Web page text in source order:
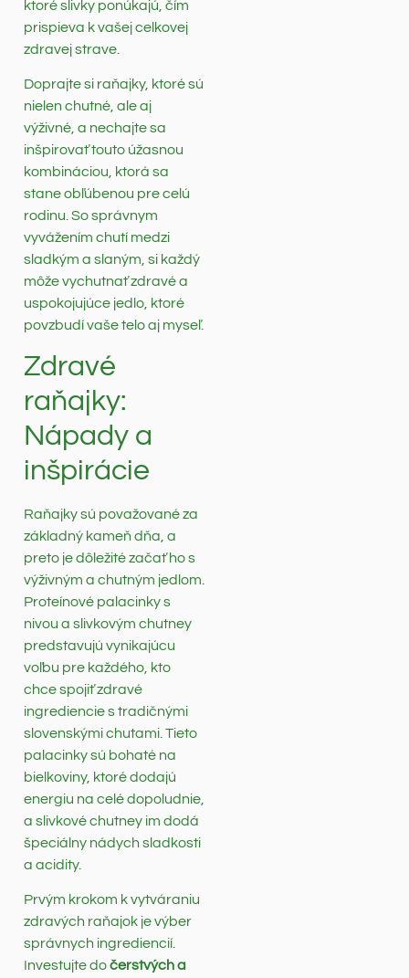
ktoré slivky ponúkajú, čím
prispieva k vašej celkovej
zdravej strave.
Doprajte si raňajky, ktoré sú
nielen chutné, ale aj
výživné, a nechajte sa
inšpirovať touto úžasnou
kombináciou, ktorá sa
stane obľúbenou pre celú
rodinu. So správnym
vyvážením chutí medzi
sladkým a slaným, si každý
môže vychutnať zdravé a
uspokojujúce jedlo, ktoré
povzbudí vaše telo aj myseľ.
Zdravé
raňajky:
Nápady a
inšpirácie
Raňajky sú považované za
základný kameň dňa, a
preto je dôležité začať ho s
výživným a chutným jedlom.
Proteínové palacinky s
nivou a slivkovým chutney
predstavujú vynikajúcu
voľbu pre každého, kto
chce spojiť zdravé
ingrediencie s tradičnými
slovenskými chutami. Tieto
palacinky sú bohaté na
bielkoviny, ktoré dodajú
energiu na celé dopoludnie,
a slivkové chutney im dodá
špeciálny nádych sladkosti
a acidity.
Prvým krokom k vytváraniu
zdravých raňajok je výber
správnych ingrediencií.
Investujte dočerstvých a